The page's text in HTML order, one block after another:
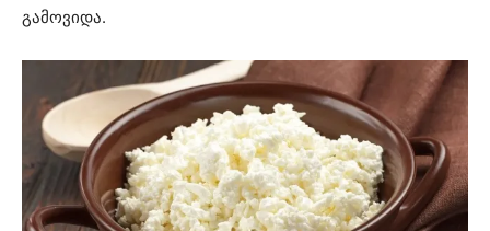
გამოვიდა.